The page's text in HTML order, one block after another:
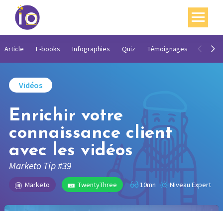
Vos enjeux
Académie
Ressources
Agenda
Contact
Mon compte
English
Article E-books Infographies Quiz Témoignages Vidéos
Vidéos
Enrichir votre
connaissance client
avec les vidéos
Marketo Tip #39
Marketo TwentyThree 10mn Niveau Expert